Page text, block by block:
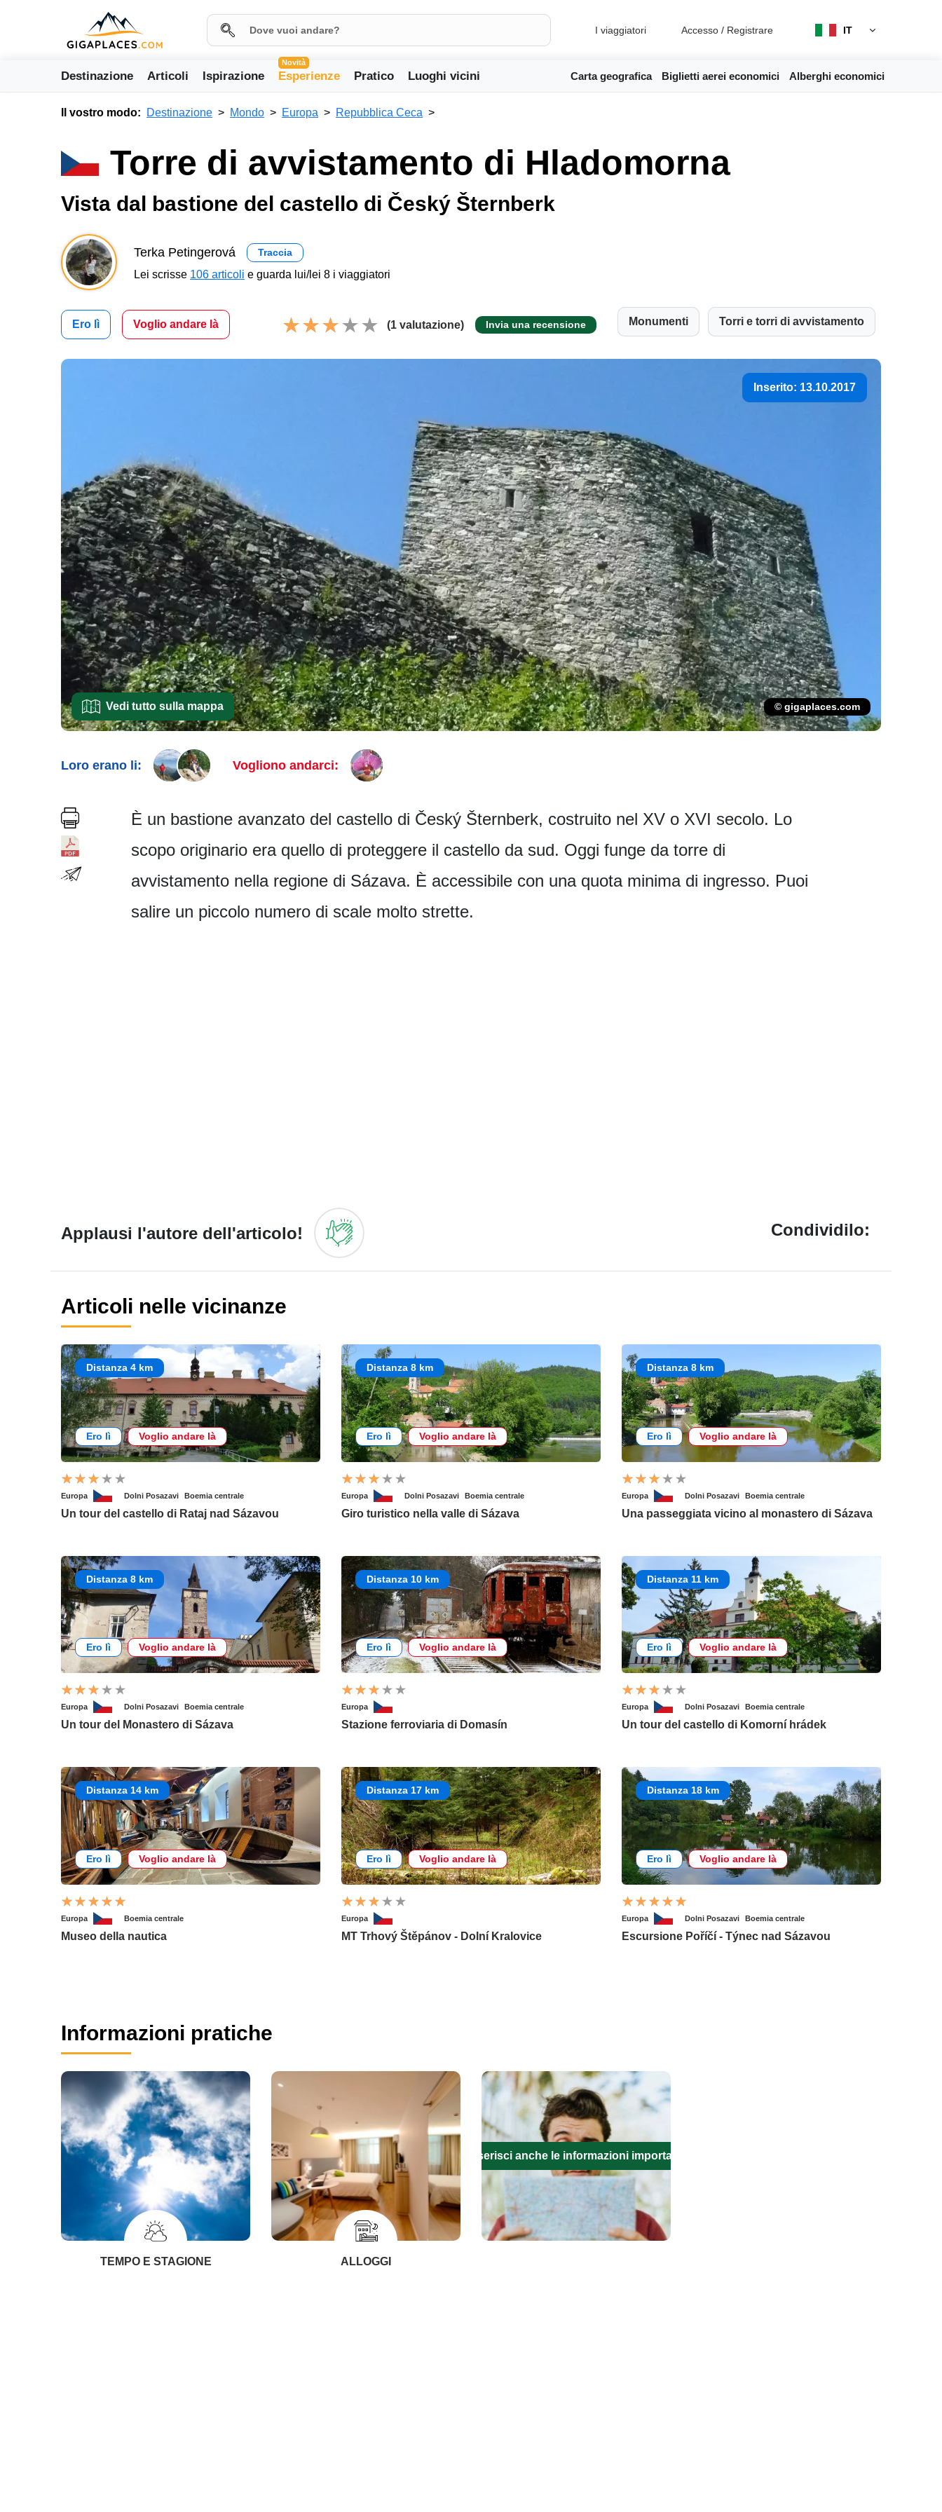
I viaggiatori Accesso / Registrare IT
Destinazione Articoli Ispirazione
Novità
Esperienze Pratico Luoghi vicini Carta geografica Biglietti aerei economici Alberghi economici
Il vostro modo: Destinazione Mondo Europa Repubblica Ceca
Torre di avvistamento di Hladomorna
Vista dal bastione del castello di Český Šternberk
Terka Petingerová Traccia
Lei scrisse 106 articoli e guarda lui/lei 8 i viaggiatori
Ero lì Voglio andare là (1 valutazione) Invia una recensione Monumenti Torri e torri di avvistamento
Inserito: 13.10.2017
Vedi tutto sulla mappa © gigaplaces.com
Loro erano li: Vogliono andarci:
È un bastione avanzato del castello di Český Šternberk, costruito nel XV o XVI secolo. Lo
scopo originario era quello di proteggere il castello da sud. Oggi funge da torre di
avvistamento nella regione di Sázava. È accessibile con una quota minima di ingresso. Puoi
salire un piccolo numero di scale molto strette.
Applausi l'autore dell'articolo! Condividilo:
Articoli nelle vicinanze
Distanza 4 km
Ero lì Voglio andare là
Europa Dolni Posazavi Boemia centrale
Un tour del castello di Rataj nad Sázavou
Distanza 8 km
Ero lì Voglio andare là
Europa Dolni Posazavi Boemia centrale
Giro turistico nella valle di Sázava
Distanza 8 km
Ero lì Voglio andare là
Europa Dolni Posazavi Boemia centrale
Una passeggiata vicino al monastero di Sázava
Distanza 8 km
Ero lì Voglio andare là
Europa Dolni Posazavi Boemia centrale
Un tour del Monastero di Sázava
Distanza 10 km
Ero lì Voglio andare là
Europa
Stazione ferroviaria di Domasín
Distanza 11 km
Ero lì Voglio andare là
Europa Dolni Posazavi Boemia centrale
Un tour del castello di Komorní hrádek
Distanza 14 km
Ero lì Voglio andare là
Europa Boemia centrale
Museo della nautica
Distanza 17 km
Ero lì Voglio andare là
Europa
MT Trhový Štěpánov - Dolní Kralovice
Distanza 18 km
Ero lì Voglio andare là
Europa Dolni Posazavi Boemia centrale
Escursione Poříčí - Týnec nad Sázavou
Informazioni pratiche
TEMPO E STAGIONE ALLOGGI
Inserisci anche le informazioni importanti